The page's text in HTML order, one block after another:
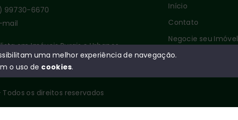
99730-6670
mail
em Imóveis Rurais e Urbanos
Início
Contato
Negocie seu Imóvel
Sobre
os direitos reservados
uma melhor experiência de navegação.
o uso de cookies.